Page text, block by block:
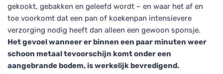
gekookt, gebakken en geleefd wordt – en waar het af en
toe voorkomt dat een pan of koekenpan intensievere
verzorging nodig heeft dan alleen een gewoon sponsje.
Het gevoel wanneer er binnen een paar minuten weer
schoon metaal tevoorschijn komt onder een
aangebrande bodem, is werkelijk bevredigend.